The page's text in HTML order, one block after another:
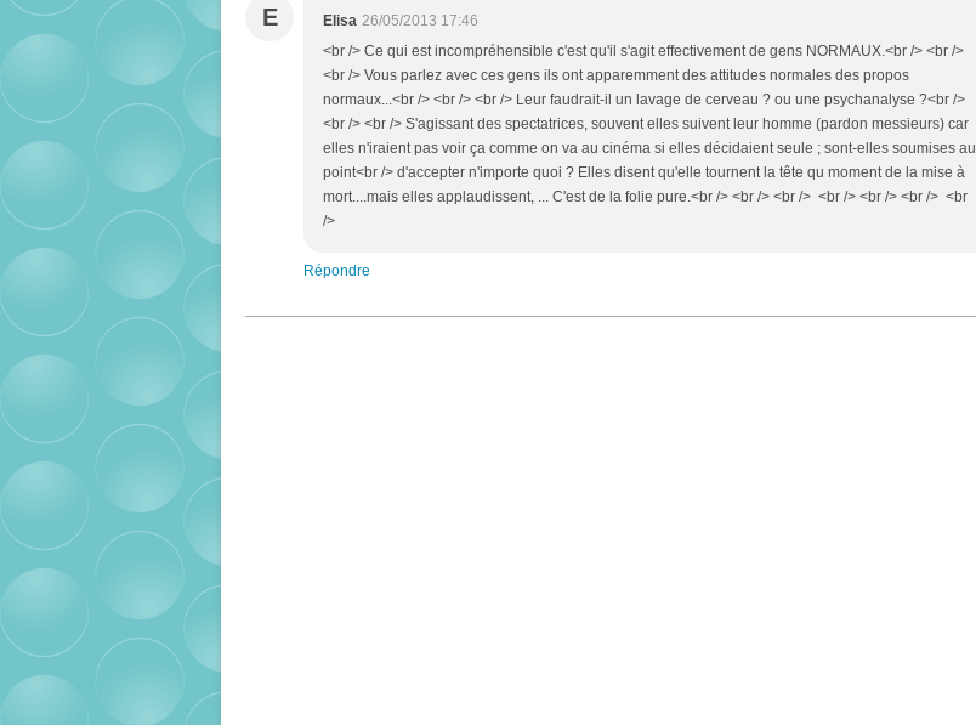
E Elisa 26/05/2013 17:46
<br /> Ce qui est incompréhensible c'est qu'il s'agit effectivement de gens NORMAUX.<br /> <br />
<br /> Vous parlez avec ces gens ils ont apparemment des attitudes normales des propos
normaux...<br /> <br /> <br /> Leur faudrait-il un lavage de cerveau ? ou une psychanalyse ?<br />
<br /> <br /> S'agissant des spectatrices, souvent elles suivent leur homme (pardon messieurs) car
elles n'iraient pas voir ça comme on va au cinéma si elles décidaient seule ; sont-elles soumises au
point<br /> d'accepter n'importe quoi ? Elles disent qu'elle tournent la tête qu moment de la mise à
mort....mais elles applaudissent, ... C'est de la folie pure.<br /> <br /> <br /> <br /> <br /> <br /> <br
/>
Répondre